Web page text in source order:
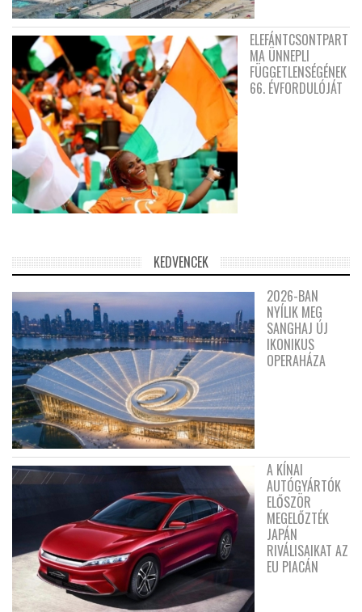
ELEFÁNTCSONTPART
MA ÜNNEPLI
FÜGGETLENSÉGÉNEK
66. ÉVFORDULÓJÁT
KEDVENCEK
2026-BAN
NYÍLIK MEG
SANGHAJ ÚJ
IKONIKUS
OPERAHÁZA
A KÍNAI
AUTÓGYÁRTÓK
ELŐSZÖR
MEGELŐZTÉK
JAPÁN
RIVÁLISAIKAT AZ
EU PIACÁN